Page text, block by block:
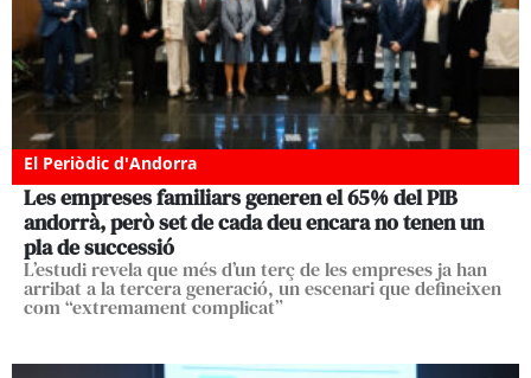
El Periòdic d'Andorra
Les empreses familiars generen el 65% del PIB
andorrà, però set de cada deu encara no tenen un
pla de successió
L’estudi revela que més d’un terç de les empreses ja han
arribat a la tercera generació, un escenari que defineixen
com “extremament complicat”